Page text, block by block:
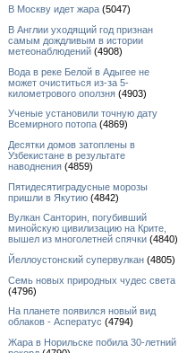
В Москву идет жара (5047)
В Англии уходящий год признан
самым дождливым в истории
метеонаблюдений (4908)
Вода в реке Белой в Адыгее не
может очиститься из-за 5-
километрового оползня (4903)
Ученые установили точную дату
Всемирного потопа (4869)
Десятки домов затоплены в
Узбекистане в результате
наводнения (4859)
Пятидесятиградусные морозы
пришли в Якутию (4842)
Вулкан Санторин, погубивший
минойскую цивилизацию на Крите,
вышел из многолетней спячки (4840)
Йеллоустонский супервулкан (4805)
Семь новых природных чудес света
(4796)
На планете появился новый вид
облаков - Асператус (4794)
Жара в Норильске побила 30-летний